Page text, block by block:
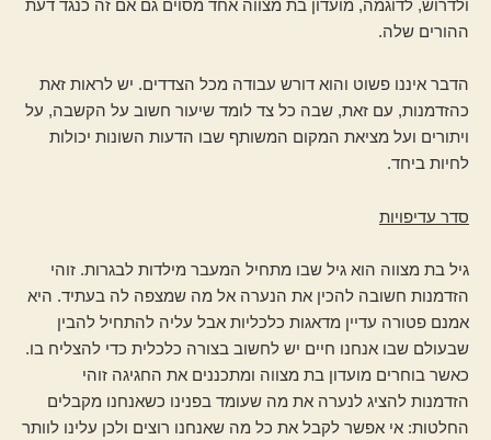
ולדרוש, לדוגמה, מועדון בת מצווה אחד מסוים גם אם זה כנגד דעת
ההורים שלה.
הדבר איננו פשוט והוא דורש עבודה מכל הצדדים. יש לראות זאת
כהזדמנות, עם זאת, שבה כל צד לומד שיעור חשוב על הקשבה, על
ויתורים ועל מציאת המקום המשותף שבו הדעות השונות יכולות
לחיות ביחד.
סדר עדיפויות
גיל בת מצווה הוא גיל שבו מתחיל המעבר מילדות לבגרות. זוהי
הזדמנות חשובה להכין את הנערה אל מה שמצפה לה בעתיד. היא
אמנם פטורה עדיין מדאגות כלכליות אבל עליה להתחיל להבין
שבעולם שבו אנחנו חיים יש לחשוב בצורה כלכלית כדי להצליח בו.
כאשר בוחרים מועדון בת מצווה ומתכננים את החגיגה זוהי
הזדמנות להציג לנערה את מה שעומד בפנינו כשאנחנו מקבלים
החלטות: אי אפשר לקבל את כל מה שאנחנו רוצים ולכן עלינו לוותר